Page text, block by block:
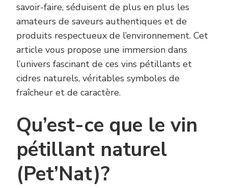
savoir-faire, séduisent de plus en plus les
amateurs de saveurs authentiques et de
produits respectueux de l’environnement. Cet
article vous propose une immersion dans
l’univers fascinant de ces vins pétillants et
cidres naturels, véritables symboles de
fraîcheur et de caractère.
Qu’est-ce que le vin
pétillant naturel
(Pet’Nat)?